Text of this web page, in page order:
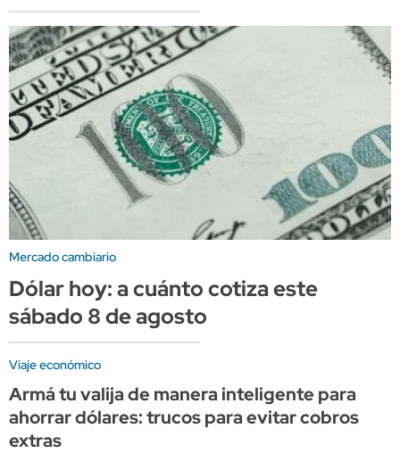
Mercado cambiario
Dólar hoy: a cuánto cotiza este
sábado 8 de agosto
Viaje económico
Armá tu valija de manera inteligente para
ahorrar dólares: trucos para evitar cobros
extras